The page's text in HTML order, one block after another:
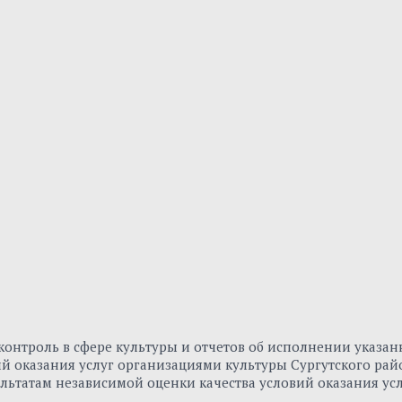
в сфере культуры и отчетов об исполнении
оказания услуг организациями культуры Сургутского
независимой оценки качества условий оказания